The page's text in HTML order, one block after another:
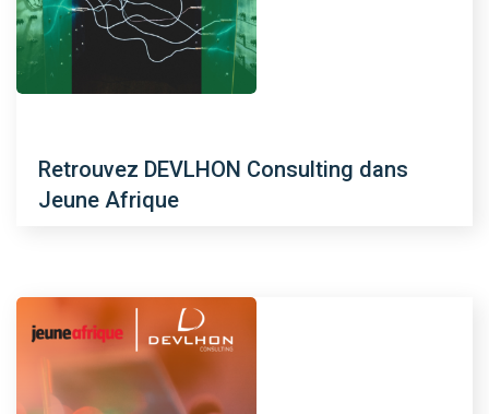
Retrouvez DEVLHON Consulting dans
Jeune Afrique